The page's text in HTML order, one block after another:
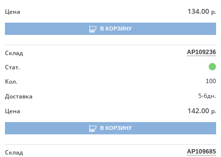
Цена
134.00 р.
В КОРЗИНУ
Склад AP109236
Стат.
Кол.
100
Доставка
5-6дн.
Цена
142.00 р.
В КОРЗИНУ
Склад AP109685